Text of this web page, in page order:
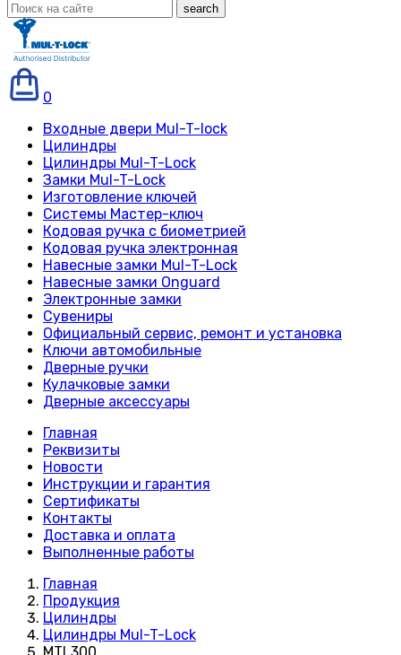
0
Входные двери Mul-T-lock
Цилиндры
Цилиндры Mul-T-Lock
Замки Mul-T-Lock
Изготовление ключей
Системы Мастер-ключ
Кодовая ручка с биометрией
Кодовая ручка электронная
Навесные замки Mul-T-Lock
Навесные замки Onguard
Электронные замки
Сувениры
Официальный сервис, ремонт и установка
Ключи автомобильные
Дверные ручки
Кулачковые замки
Дверные аксессуары
Главная
Реквизиты
Новости
Инструкции и гарантия
Сертификаты
Контакты
Доставка и оплата
Выполненные работы
Главная
Продукция
Цилиндры
Цилиндры Mul-T-Lock